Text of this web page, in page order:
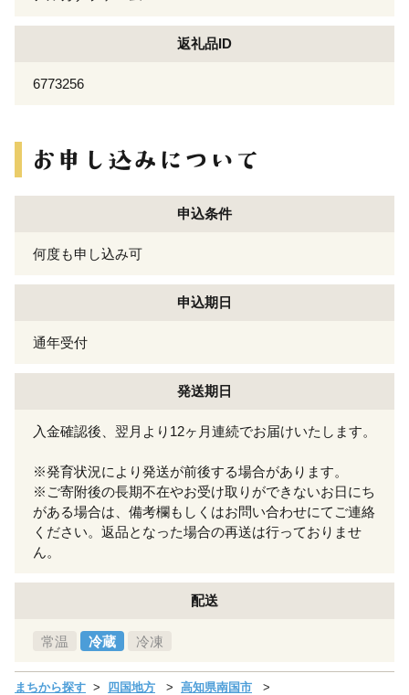
返礼品ID
6773256
申込条件
何度も申し込み可
申込期日
通年受付
発送期日
入金確認後、翌月より12ヶ月連続でお届けいたします。
※発育状況により発送が前後する場合があります。
※ご寄附後の長期不在やお受け取りができないお日にち
がある場合は、備考欄もしくはお問い合わせにてご連絡
ください。返品となった場合の再送は行っておりませ
ん。
配送
常温 冷蔵 冷凍
まちから探す 四国地方
高知県南国市